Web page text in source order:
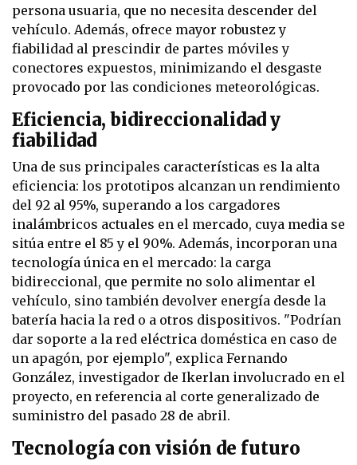
persona usuaria, que no necesita descender del
vehículo. Además, ofrece mayor robustez y
fiabilidad al prescindir de partes móviles y
conectores expuestos, minimizando el desgaste
provocado por las condiciones meteorológicas.
Eficiencia, bidireccionalidad y
fiabilidad
Una de sus principales características es la alta
eficiencia: los prototipos alcanzan un rendimiento
del 92 al 95%, superando a los cargadores
inalámbricos actuales en el mercado, cuya media se
sitúa entre el 85 y el 90%. Además, incorporan una
tecnología única en el mercado: la carga
bidireccional, que permite no solo alimentar el
vehículo, sino también devolver energía desde la
batería hacia la red o a otros dispositivos. "Podrían
dar soporte a la red eléctrica doméstica en caso de
un apagón, por ejemplo", explica Fernando
González, investigador de Ikerlan involucrado en el
proyecto, en referencia al corte generalizado de
suministro del pasado 28 de abril.
Tecnología con visión de futuro